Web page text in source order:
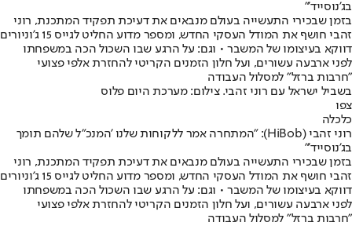
בג'נוסייד'"
בזמן שבכירי התעשייה בעולם מנבאים את דעיכת תפקיד המתכנת, רוני
זהבי חושף את המודל העסקי החדש, ומספר מדוע החליט לגייס 15 ג'וניורים
דווקא בעיצומו של המשבר • וגם: על הרגע שבו השכול הכה במשפחתו
לפני ארבעה עשורים, ועל חלון הזמנים הקריטי להחזרת אלפי פצועי
"חרבות ברזל" למסלול העבודה
בשביל ישראל עם רוני זהבי. צילום: מערכת היום פלוס
צפו
כלכלה
רוני זהבי (HiBob): "המתחרה אמר ללקוחות שלנו 'המנכ"ל שלהם תומך
בג'נוסייד'"
בזמן שבכירי התעשייה בעולם מנבאים את דעיכת תפקיד המתכנת, רוני
זהבי חושף את המודל העסקי החדש, ומספר מדוע החליט לגייס 15 ג'וניורים
דווקא בעיצומו של המשבר • וגם: על הרגע שבו השכול הכה במשפחתו
לפני ארבעה עשורים, ועל חלון הזמנים הקריטי להחזרת אלפי פצועי
"חרבות ברזל" למסלול העבודה